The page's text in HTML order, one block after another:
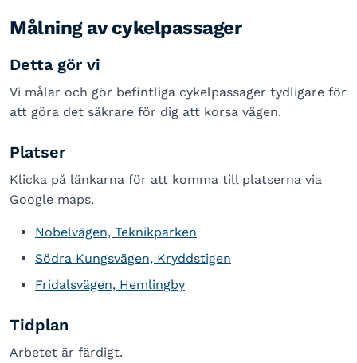
Målning av cykelpassager
Detta gör vi
Vi målar och gör befintliga cykelpassager tydligare för
att göra det säkrare för dig att korsa vägen.
Platser
Klicka på länkarna för att komma till platserna via
Google maps.
Nobelvägen, Teknikparken
Södra Kungsvägen, Kryddstigen
Fridalsvägen, Hemlingby
Tidplan
Arbetet är färdigt.